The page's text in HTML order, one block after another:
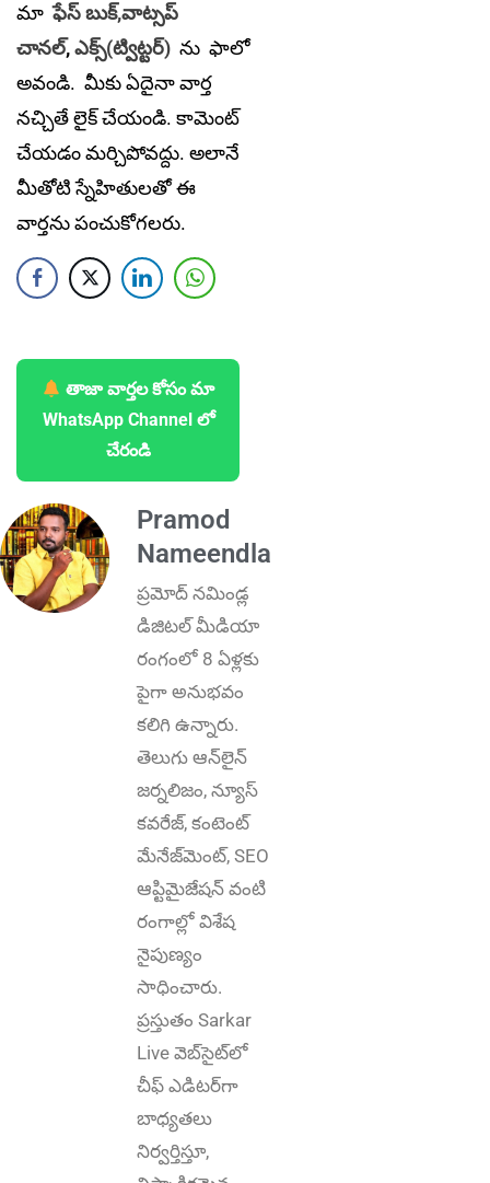
మాఫేస్ బుక్,వాట్సప్
చానల్,ఎక్స్(ట్విట్టర్) ను ఫాలో
అవండి. మీకు ఏదైనా వార్త
నచ్చితే లైక్ చేయండి. కామెంట్
చేయడం మర్చిపోవద్దు. అలానే
మీతోటి స్నేహితులతో ఈ
వార్తను పంచుకోగలరు.
తాజా వార్తల కోసం మా
WhatsApp Channel లో
చేరండి
Pramod
Nameendla
ప్ర‌మోద్ న‌మిండ్ల‌
డిజిట‌ల్ మీడియా
రంగంలో 8 ఏళ్లకు
పైగా అనుభ‌వం
కలిగి ఉన్నారు.
తెలుగు ఆన్‌లైన్‌
జర్నలిజం, న్యూస్
కవరేజ్‌, కంటెంట్
మేనేజ్‌మెంట్‌, SEO
ఆప్టిమైజేషన్‌ వంటి
రంగాల్లో విశేష
నైపుణ్యం
సాధించారు.
ప్రస్తుతం Sarkar
Live వెబ్‌సైట్‌లో
చీఫ్ ఎడిటర్‌గా
బాధ్యతలు
నిర్వర్తిస్తూ,